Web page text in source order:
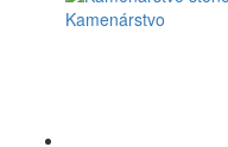
Kamenárstvo